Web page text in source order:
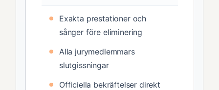
Exakta prestationer och
sånger före eliminering
Alla jurymedlemmars
slutgissningar
Officiella bekräftelser direkt